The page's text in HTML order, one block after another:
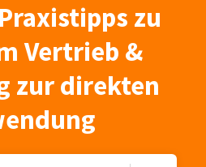
zu
Vertrieb &
zur direkten